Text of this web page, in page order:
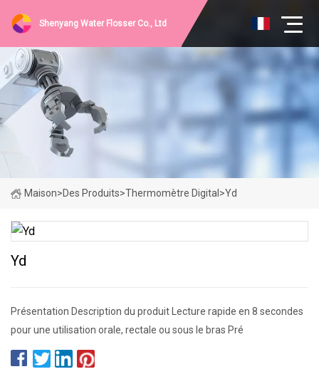
Shenyang Water Flosser Co., Ltd
Maison>Des Produits>Thermomètre Digital >Yd
Yd
Présentation Description du produit Lecture rapide en 8 secondes
pour une utilisation orale, rectale ou sous le bras Pré